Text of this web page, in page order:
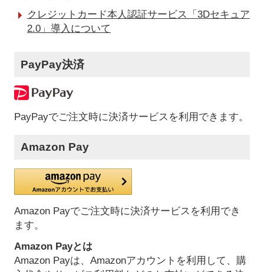
クレジットカード本人認証サービス「3Dセキュア
2.0」導入について
PayPay決済
PayPayでご注文時に決済サービスを利用できます。
Amazon Pay
Amazon Payでご注文時に決済サービスを利用でき
ます。
Amazon Payとは
Amazon Payは、Amazonアカウントを利用して、購